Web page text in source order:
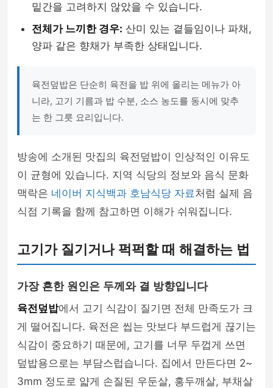
밑간을 고려하지 않았을 수 있습니다.
전체가 느끼한 경우: 산미 있는 곁들임이나 파채,
양파 같은 향채가 부족한 상태입니다.
육전덮밥은 단순히 육전을 밥 위에 올리는 메뉴가 아
니라, 고기 기름과 밥 수분, 소스 농도를 동시에 맞추
는 한 그릇 요리입니다.
방송에 소개된 맛집의 육전덮밥이 인상적인 이유도
이 균형에 있습니다. 지역 식당의 정보와 음식 문화
맥락은 네이버 지식백과 호남식당 자료처럼 실제 음
식점 기록을 함께 참고하면 이해가 쉬워집니다.
고기가 질기거나 퍽퍽할 때 해결하는 법
가장 흔한 원인은 두께와 결 방향입니다
육전덮밥에서 고기 식감이 질기면 전체 만족도가 크
게 떨어집니다. 육전은 씹는 맛보다 부드럽게 끊기는
식감이 중요하기 때문에, 고기를 너무 두껍게 쓰면
덮밥용으로는 부담스럽습니다. 집에서 만든다면 2~
3mm 정도로 얇게 손질된 우둔살, 홍두깨살, 부채살